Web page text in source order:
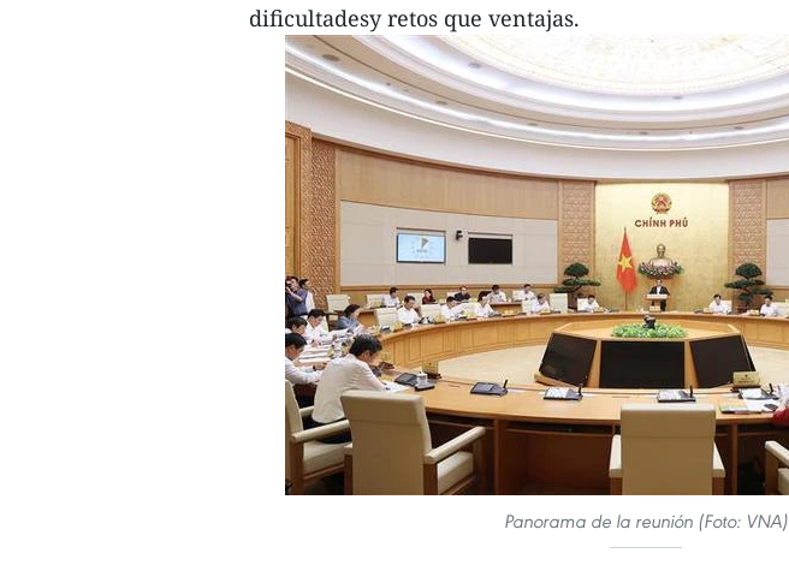
dificultadesy retos que ventajas.
Panorama de la reunión (Foto: VNA)